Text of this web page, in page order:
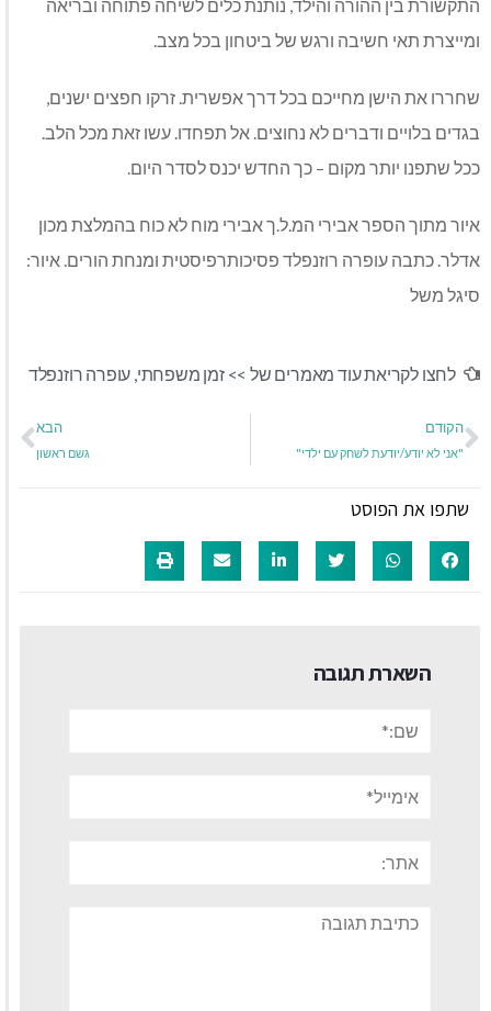
התקשורת בין ההורה והילד, נותנת כלים לשיחה פתוחה ובריאה
ומייצרת תאי חשיבה ורגש של ביטחון בכל מצב.
שחררו את הישן מחייכם בכל דרך אפשרית. זרקו חפצים ישנים,
בגדים בלויים ודברים לא נחוצים. אל תפחדו. עשו זאת מכל הלב.
ככל שתפנו יותר מקום – כך החדש יכנס לסדר היום.
איור מתוך הספר אבירי המ.ל.ך אבירי מוח לא כוח בהמלצת מכון
אדלר. כתבה עופרה רוזנפלד פסיכותרפיסטית ומנחת הורים. איור:
סיגל משל
לחצו לקריאת עוד מאמרים של >> זמן משפחתי, עופרה רוזנפלד
הקודם
"אני לא יודע/יודעת לשחק עם ילדי"
הבא
גשם ראשון
שתפו את הפוסט
השארת תגובה
תגובה